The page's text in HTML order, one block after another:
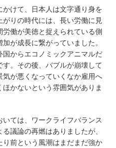
けて、日本人は文字通り身を
りの時代には、長い労働に見
働が美徳と捉えられている側
が成長に繋がっていました。
からエコノミックアニマルだ
。その後、バブルが崩壊して
が悪くなっていくなか雇用へ
かないという雰囲気がありま
ては、ワークライフバランス
議論の再燃はありましたが、
前という風潮はまだまだ強か